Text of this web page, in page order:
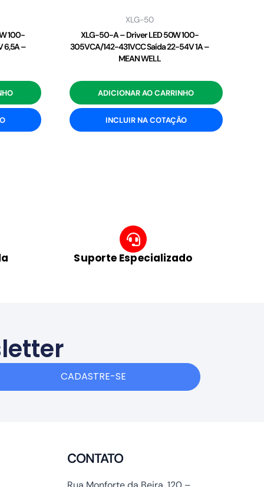
100-
6,5A –
XLG-50
XLG-50-A – Driver LED 50W 100-
305VCA/142-431VCC Saída 22-54V 1A –
MEAN WELL
ADICIONAR AO CARRINHO
INCLUIR NA COTAÇÃO
Suporte Especializado
CADASTRE-SE
CONTATO